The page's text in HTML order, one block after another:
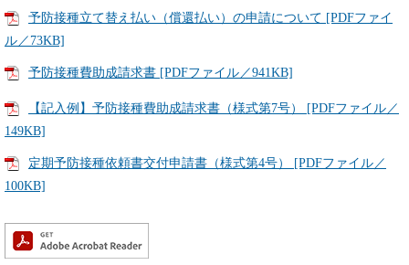
予防接種立て替え払い（償還払い）の申請について [PDFファイ
ル／73KB]
予防接種費助成請求書 [PDFファイル／941KB]
【記入例】予防接種費助成請求書（様式第7号） [PDFファイル／
149KB]
定期予防接種依頼書交付申請書（様式第4号） [PDFファイル／
100KB]